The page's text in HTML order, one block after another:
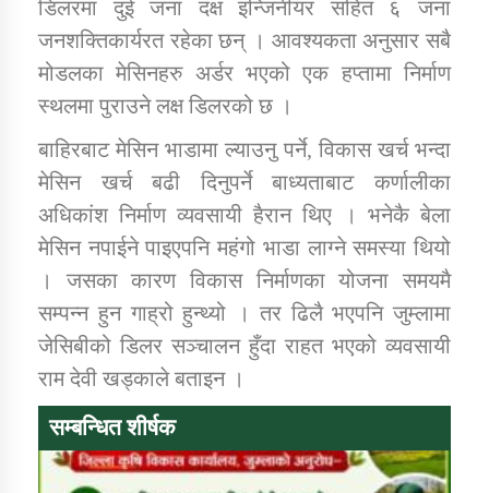
डिलरमा दुई जना दक्ष इन्जिनीयर सहित ६ जना
जनशक्तिकार्यरत रहेका छन् । आवश्यकता अनुसार सबै
मोडलका मेसिनहरु अर्डर भएको एक हप्तामा निर्माण
स्थलमा पुराउने लक्ष डिलरको छ ।
बाहिरबाट मेसिन भाडामा ल्याउनु पर्ने, विकास खर्च भन्दा
मेसिन खर्च बढी दिनुपर्ने बाध्यताबाट कर्णालीका
अधिकांश निर्माण व्यवसायी हैरान थिए । भनेकै बेला
मेसिन नपाईने पाइएपनि महंगो भाडा लाग्ने समस्या थियो
। जसका कारण विकास निर्माणका योजना समयमै
सम्पन्न हुन गाह्रो हुन्थ्यो । तर ढिलै भएपनि जुम्लामा
जेसिबीको डिलर सञ्चालन हुँदा राहत भएको व्यवसायी
राम देवी खड्काले बताइन ।
सम्बन्धित शीर्षक